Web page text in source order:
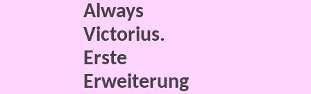
Always
Victorius.
Erste
Erweiterung